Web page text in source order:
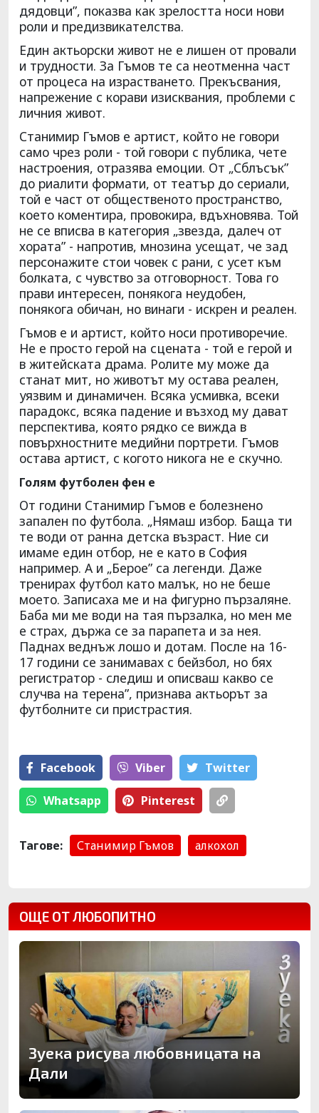
дядовци”, показва как зрелостта носи нови
роли и предизвикателства.
Един актьорски живот не е лишен от провали
и трудности. За Гъмов те са неотменна част
от процеса на израстването. Прекъсвания,
напрежение с корави изисквания, проблеми с
личния живот.
Станимир Гъмов е артист, който не говори
само чрез роли - той говори с публика, чете
настроения, отразява емоции. От „Сблъсък”
до риалити формати, от театър до сериали,
той е част от общественото пространство,
което коментира, провокира, вдъхновява. Той
не се вписва в категория „звезда, далеч от
хората” - напротив, мнозина усещат, че зад
персонажите стои човек с рани, с усет към
болката, с чувство за отговорност. Това го
прави интересен, понякога неудобен,
понякога обичан, но винаги - искрен и реален.
Гъмов е и артист, който носи противоречие.
Не е просто герой на сцената - той е герой и
в житейската драма. Ролите му може да
станат мит, но животът му остава реален,
уязвим и динамичен. Всяка усмивка, всеки
парадокс, всяка падение и възход му дават
перспектива, която рядко се вижда в
повърхностните медийни портрети. Гъмов
остава артист, с когото никога не е скучно.
Голям футболен фен е
От години Станимир Гъмов е болезнено
запален по футбола. „Нямаш избор. Баща ти
те води от ранна детска възраст. Ние си
имаме един отбор, не е като в София
например. А и „Берое” са легенди. Даже
тренирах футбол като малък, но не беше
моето. Записаха ме и на фигурно пързаляне.
Баба ми ме води на тая пързалка, но мен ме
е страх, държа се за парапета и за нея.
Паднах веднъж лошо и дотам. После на 16-
17 години се занимавах с бейзбол, но бях
регистратор - следиш и описваш какво се
случва на терена”, признава актьорът за
футболните си пристрастия.
Facebook Viber Тwitter
Whatsapp Pinterest
Тагове: Станимир Гъмов алкохол
ОЩЕ ОТ ЛЮБОПИТНО
Зуека рисува любовницата на
Дали